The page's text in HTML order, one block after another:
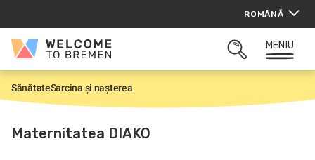
conținut
ROMÂNĂ
Welcome
Bremen
CĂUTARE
MENIU
P
r
m
a
SănătateSarcina și nașterea
Maternitatea DIAKO